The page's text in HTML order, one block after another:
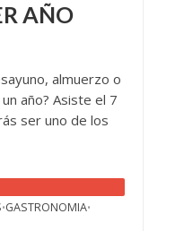
AÑO
almuerzo o
año? Asiste el 7
ser uno de los
•GASTRONOMIA•